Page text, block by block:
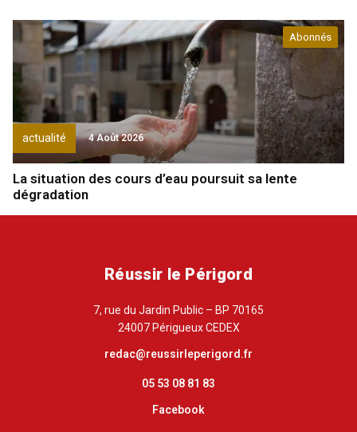
actualité
Abonnés
4 Août 2026
La situation des cours d’eau poursuit sa lente
dégradation
Réussir le Périgord
7, rue du Jardin Public – BP 70165
24007 Périgueux CEDEX
redac@reussirleperigord.fr
05 53 08 81 83
Facebook